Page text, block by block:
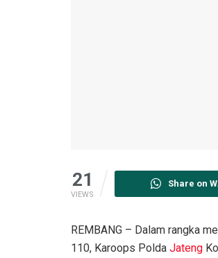
21
VIEWS
Share on
REMBANG – Dalam rangka
110, Karoops Polda Jateng